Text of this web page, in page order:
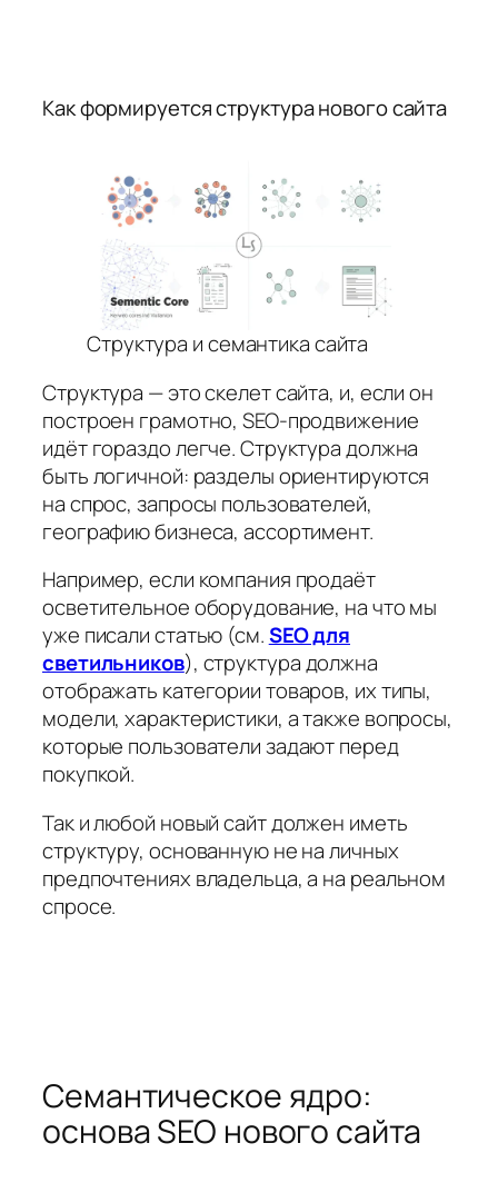
Как формируется структура нового сайта
Структура и семантика сайта
Структура — это скелет сайта, и, если он
построен грамотно, SEO-продвижение
идёт гораздо легче. Структура должна
быть логичной: разделы ориентируются
на спрос, запросы пользователей,
географию бизнеса, ассортимент.
Например, если компания продаёт
осветительное оборудование, на что мы
уже писали статью (см.SEO для
светильников), структура должна
отображать категории товаров, их типы,
модели, характеристики, а также вопросы,
которые пользователи задают перед
покупкой.
Так и любой новый сайт должен иметь
структуру, основанную не на личных
предпочтениях владельца, а на реальном
спросе.
Семантическое ядро:
основа SEO нового сайта